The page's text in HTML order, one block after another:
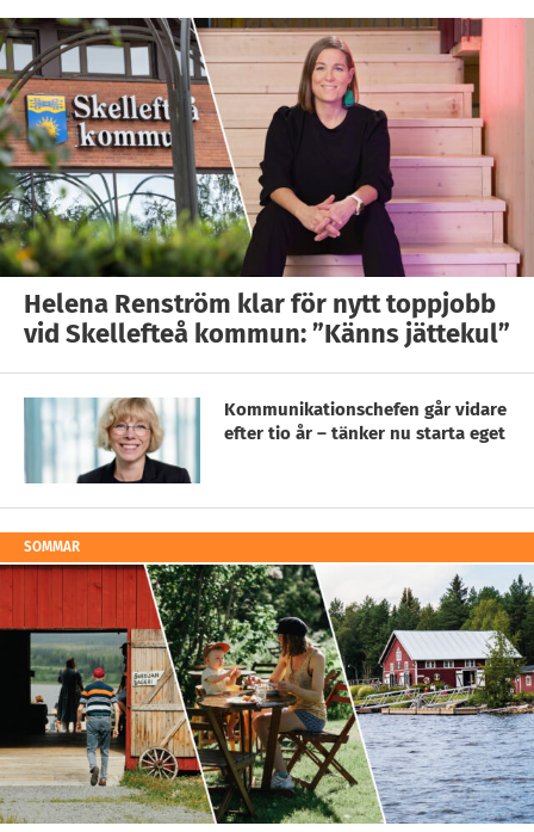
Helena Renström klar för nytt toppjobb
vid Skellefteå kommun: ”Känns jättekul”
Kommunikationschefen går vidare
efter tio år – tänker nu starta eget
SOMMAR